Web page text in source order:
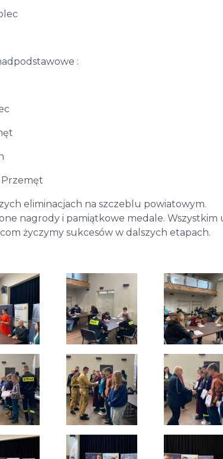
:
Przemęt
eliminacjach na szczeblu powiatowym.
nagrody i pamiątkowe medale.
życzymy sukcesów w dalszych etapach.